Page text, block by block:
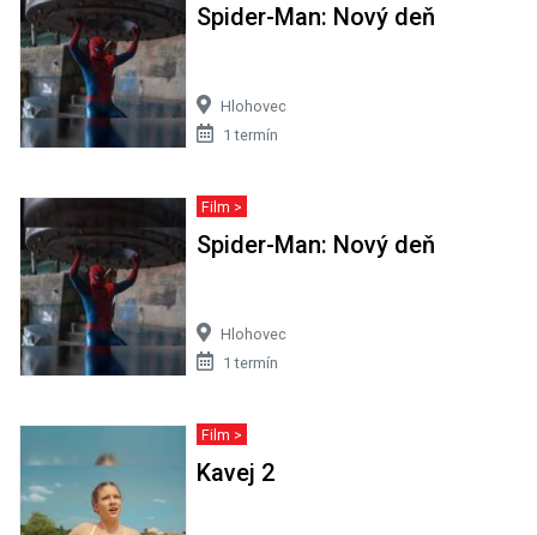
Spider-Man: Nový deň
Hlohovec
1 termín
Film >
Spider-Man: Nový deň
Hlohovec
1 termín
Film >
Kavej 2